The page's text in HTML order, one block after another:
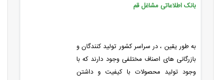
بانک اطلاعاتی مشاغل قم
به طور یقین ، در سراسر کشور تولید کنندگان و
بازرگانی های اصناف مختلفی وجود دارند که با
وجود تولید محصولات با کیفیت و داشتن